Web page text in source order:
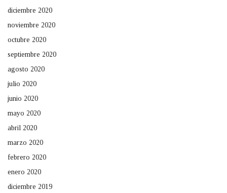
diciembre 2020
noviembre 2020
octubre 2020
septiembre 2020
agosto 2020
julio 2020
junio 2020
mayo 2020
abril 2020
marzo 2020
febrero 2020
enero 2020
diciembre 2019